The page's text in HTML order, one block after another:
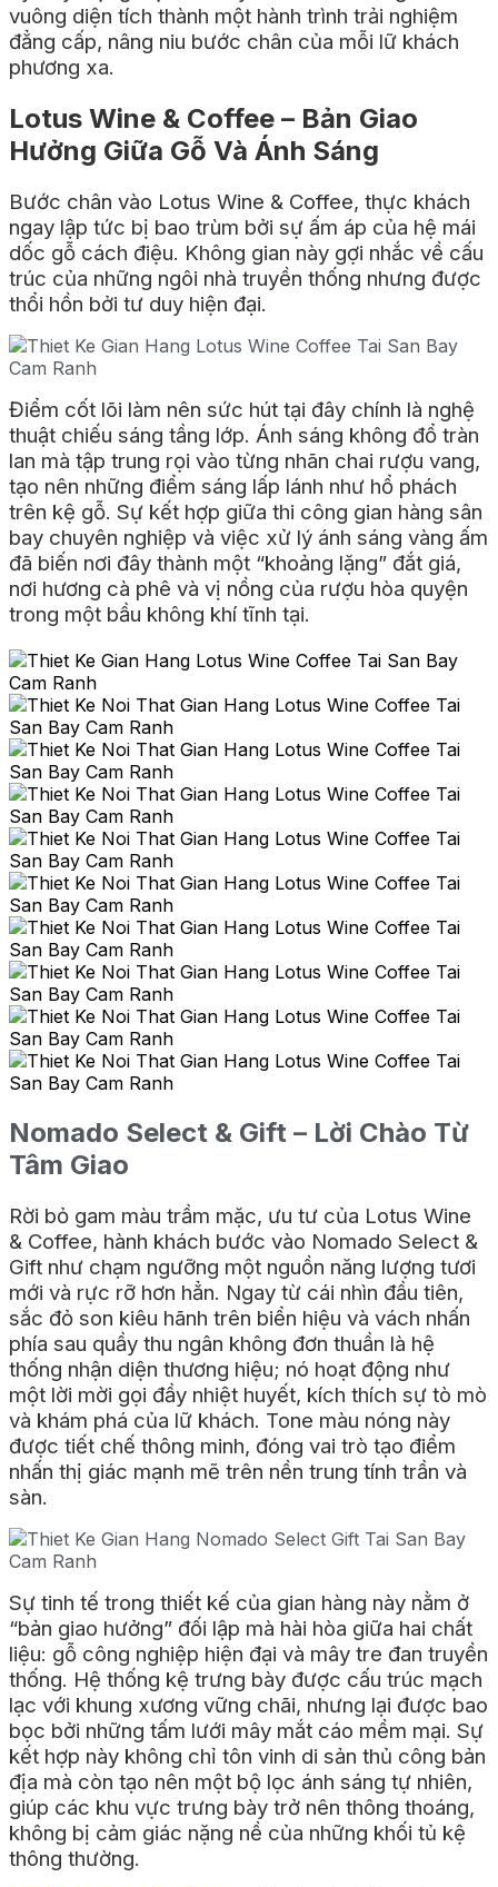
vuông diện tích thành một hành trình trải nghiệm
đẳng cấp, nâng niu bước chân của mỗi lữ khách
phương xa.
Lotus Wine & Coffee – Bản Giao
Hưởng Giữa Gỗ Và Ánh Sáng
Bước chân vào Lotus Wine & Coffee, thực khách
ngay lập tức bị bao trùm bởi sự ấm áp của hệ mái
dốc gỗ cách điệu. Không gian này gợi nhắc về cấu
trúc của những ngôi nhà truyền thống nhưng được
thổi hồn bởi tư duy hiện đại.
Điểm cốt lõi làm nên sức hút tại đây chính là nghệ
thuật chiếu sáng tầng lớp. Ánh sáng không đổ tràn
lan mà tập trung rọi vào từng nhãn chai rượu vang,
tạo nên những điểm sáng lấp lánh như hổ phách
trên kệ gỗ. Sự kết hợp giữa thi công gian hàng sân
bay chuyên nghiệp và việc xử lý ánh sáng vàng ấm
đã biến nơi đây thành một “khoảng lặng” đắt giá,
nơi hương cà phê và vị nồng của rượu hòa quyện
trong một bầu không khí tĩnh tại.
Nomado Select & Gift – Lời Chào Từ
Tâm Giao
Rời bỏ gam màu trầm mặc, ưu tư của Lotus Wine
& Coffee, hành khách bước vào Nomado Select &
Gift như chạm ngưỡng một nguồn năng lượng tươi
mới và rực rỡ hơn hẳn. Ngay từ cái nhìn đầu tiên,
sắc đỏ son kiêu hãnh trên biển hiệu và vách nhấn
phía sau quầy thu ngân không đơn thuần là hệ
thống nhận diện thương hiệu; nó hoạt động như
một lời mời gọi đầy nhiệt huyết, kích thích sự tò mò
và khám phá của lữ khách. Tone màu nóng này
được tiết chế thông minh, đóng vai trò tạo điểm
nhấn thị giác mạnh mẽ trên nền trung tính trần và
sàn.
Sự tinh tế trong thiết kế của gian hàng này nằm ở
“bản giao hưởng” đối lập mà hài hòa giữa hai chất
liệu: gỗ công nghiệp hiện đại và mây tre đan truyền
thống. Hệ thống kệ trưng bày được cấu trúc mạch
lạc với khung xương vững chãi, nhưng lại được bao
bọc bởi những tấm lưới mây mắt cáo mềm mại. Sự
kết hợp này không chỉ tôn vinh di sản thủ công bản
địa mà còn tạo nên một bộ lọc ánh sáng tự nhiên,
giúp các khu vực trưng bày trở nên thông thoáng,
không bị cảm giác nặng nề của những khối tủ kệ
thông thường.